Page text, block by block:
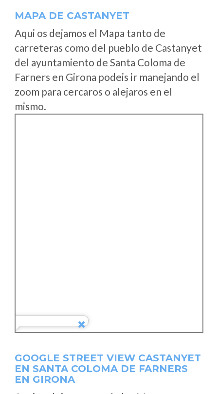
MAPA DE CASTANYET
Aqui os dejamos el Mapa tanto de
carreteras como del pueblo de Castanyet
del ayuntamiento de Santa Coloma de
Farners en Girona podeis ir manejando el
zoom para cercaros o alejaros en el
mismo.
GOOGLE STREET VIEW CASTANYET
EN SANTA COLOMA DE FARNERS
EN GIRONA